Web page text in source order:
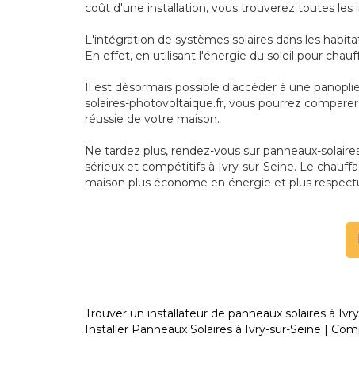
coût d'une installation, vous trouverez toutes les
L'intégration de systèmes solaires dans les
En effet, en utilisant l'énergie du soleil pour
Il est désormais possible d'accéder à une
solaires-photovoltaique.fr, vous pourrez
réussie de votre maison.
Ne tardez plus, rendez-vous sur panneaux-
sérieux et compétitifs à Ivry-sur-Seine. Le
maison plus économe en énergie et plus
Trouver un installateur de panneaux solaires à
Installer Panneaux Solaires à Ivry-sur-Seine |